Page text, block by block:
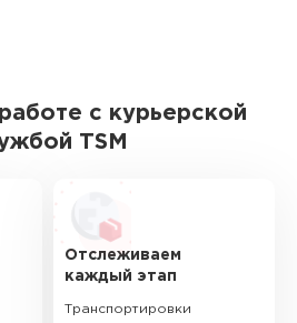
с курьерской
TSM
Отслеживаем
каждый этап
Транспортировки